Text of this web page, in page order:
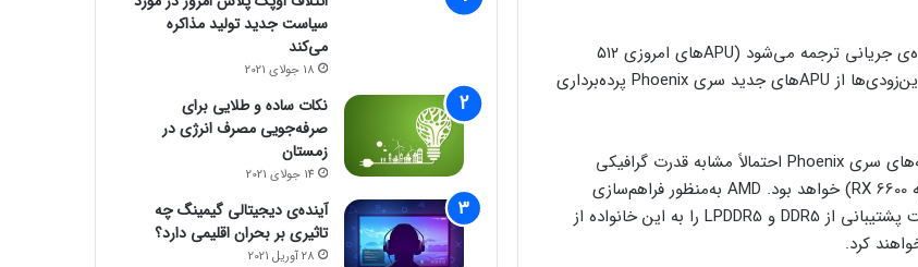
این تعداد واحد محاسباتی در معماری RDNA 3 به ۱٬۵۳۶ پردازنده‌ی جریانی ترجمه می‌شود (APUهای امروزی ۵۱۲
پردازنده‌ی جریانی دارند). انتظار نداشته باشید AMD بخواهد به‌این‌زودی‌ها از APUهای جدید سری Phoenix پرده‌برداری
بسته به مزایایی که RDNA 3 ارائه می‌دهد، قدرت گرافیکی تراشه‌های سری Phoenix احتمالاً مشابه قدرت گرافیکی
تراشه‌ی به‌کاررفته در Radeon RX 6500 XT (حتی شاید نزدیک‌ به RX 6600) خواهد بود. AMD به‌منظور فراهم‌سازی
پهنای باند کافی برای حافظه‌ی گرافیک مجتمع Phoenix قرار است پشتیبانی از DDR5 و LPDDR5 را به این خانواده از
سیاست جدید تولید مذاکره
می‌کند
18 جولای 2021
نکات ساده و طلایی برای
صرفه‌جویی مصرف انرژی در
زمستان
14 جولای 2021
آینده‌ی دیجیتالی گیمینگ چه
تاثیری بر بحران اقلیمی دارد؟
28 آوریل 2021